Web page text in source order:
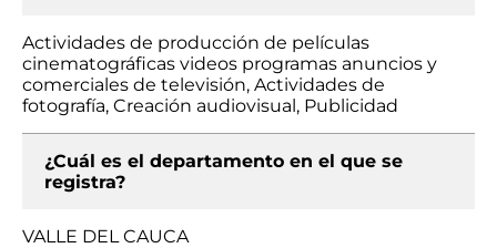
Actividades de producción de películas
cinematográficas videos programas anuncios y
comerciales de televisión, Actividades de
fotografía, Creación audiovisual, Publicidad
¿Cuál es el departamento en el que se
registra?
VALLE DEL CAUCA